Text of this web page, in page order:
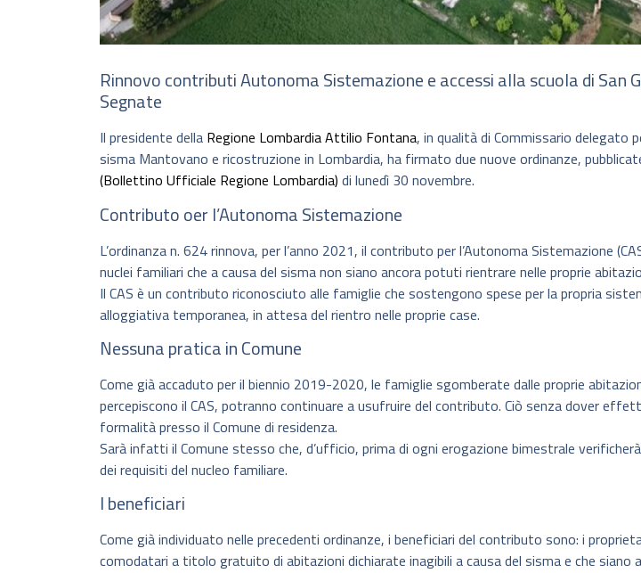
Rinnovo contributi Autonoma Sistemazione e accessi alla scuola di San
Segnate
Il presidente della Regione LombardiaAttilio Fontana, in qualità di Commissario delegato
sisma Mantovano e ricostruzione in Lombardia, ha firmato due nuove ordinanze,
(Bollettino Ufficiale Regione Lombardia) di lunedì 30 novembre.
Contributo oer l’Autonoma Sistemazione
L’ordinanza n. 624 rinnova, per l’anno 2021, il contributo per l’Autonoma Sistemazione
nuclei familiari che a causa del sisma non siano ancora potuti rientrare nelle proprie
Il CAS è un contributo riconosciuto alle famiglie che sostengono spese per la propria
alloggiativa temporanea, in attesa del rientro nelle proprie case.
Nessuna pratica in Comune
Come già accaduto per il biennio 2019-2020, le famiglie sgomberate dalle proprie
percepiscono il CAS, potranno continuare a usufruire del contributo. Ciò senza dover
formalità presso il Comune di residenza.
Sarà infatti il Comune stesso che, d’ufficio, prima di ogni erogazione bimestrale
dei requisiti del nucleo familiare.
I beneficiari
Come già individuato nelle precedenti ordinanze, i beneficiari del contributo sono: i
comodatari a titolo gratuito di abitazioni dichiarate inagibili a causa del sisma e che